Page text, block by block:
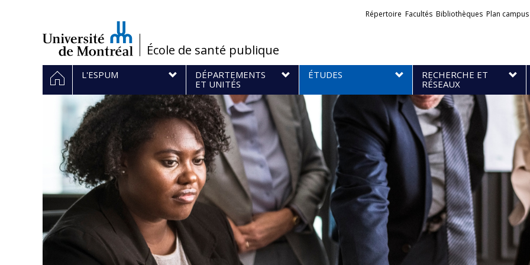
/École de santé publique
Liens
Répertoire Facultés Bibliothèques Plan campus
Navigation
principale
HOMEL'ESPUM
DÉPARTEMENTS
ET UNITÉS
ÉTUDES
RECHERCHE ET
RÉSEAUX